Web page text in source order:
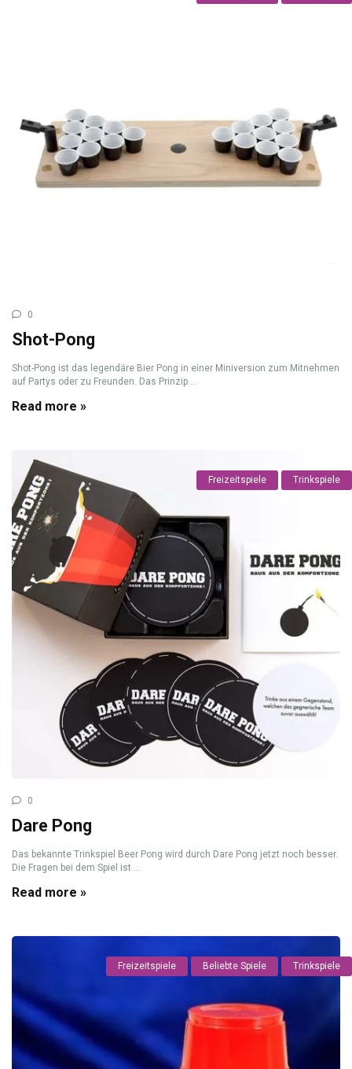
0
Shot-Pong
Shot-Pong ist das legendäre Bier Pong in einer Miniversion zum Mitnehmen
auf Partys oder zu Freunden. Das Prinzip ...
Read more »
Freizeitspiele Trinkspiele
0
Dare Pong
Das bekannte Trinkspiel Beer Pong wird durch Dare Pong jetzt noch besser.
Die Fragen bei dem Spiel ist ...
Read more »
Freizeitspiele Beliebte Spiele Trinkspiele